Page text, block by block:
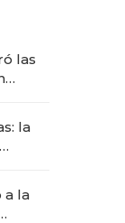
las
la
a la